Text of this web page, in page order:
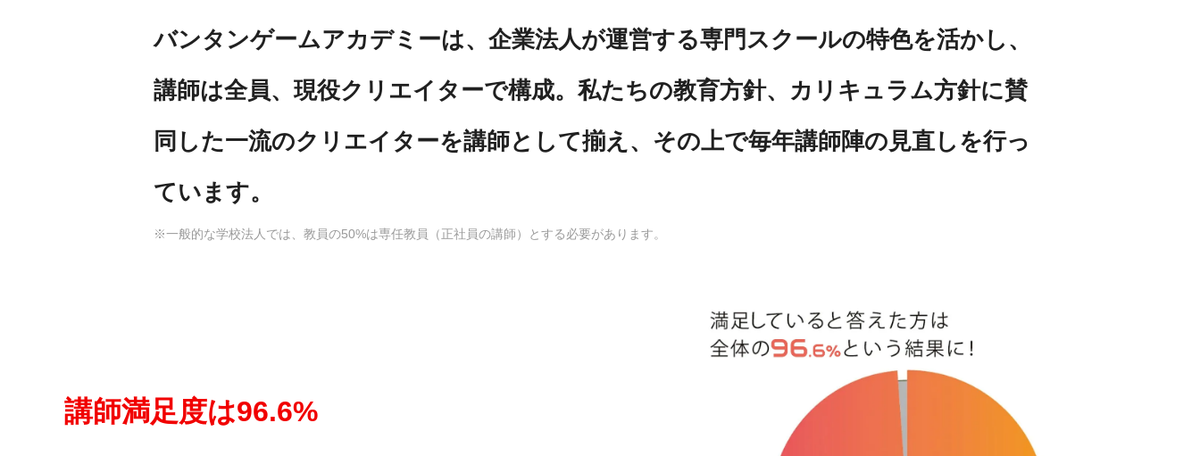
バンタンゲームアカデミーは、企業法人が運営する専門スクールの特色を活かし、
講師は全員、現役クリエイターで構成。私たちの教育方針、カリキュラム方針に賛
同した一流のクリエイターを講師として揃え、その上で毎年講師陣の見直しを行っ
ています。
※一般的な学校法人では、教員の50%は専任教員（正社員の講師）とする必要があります。
講師満足度は96.6%